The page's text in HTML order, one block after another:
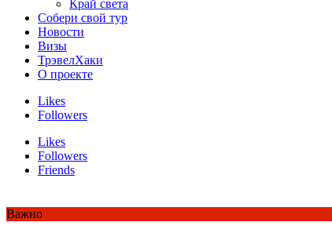
Край света
Собери свой тур
Новости
Визы
ТрэвелХаки
О проекте
Likes
Followers
Likes
Followers
Friends
Важно